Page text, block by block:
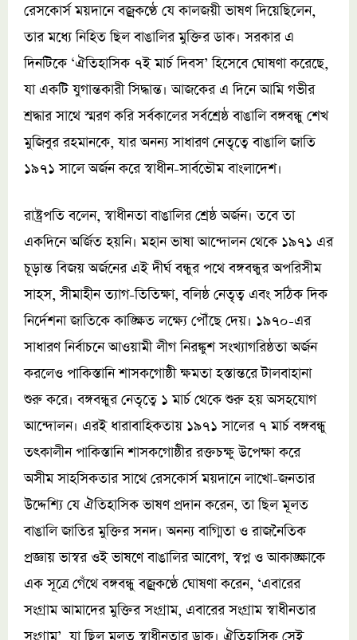
রেসকোর্স ময়দানে বজ্রকণ্ঠে যে কালজয়ী ভাষণ দিয়েছিলেন,
তার মধ্যে নিহিত ছিল বাঙালির মুক্তির ডাক। সরকার এ
দিনটিকে ‘ঐতিহাসিক ৭ই মার্চ দিবস’ হিসেবে ঘোষণা করেছে,
যা একটি যুগান্তকারী সিদ্ধান্ত। আজকের এ দিনে আমি গভীর
শ্রদ্ধার সাথে স্মরণ করি সর্বকালের সর্বশ্রেষ্ঠ বাঙালি বঙ্গবন্ধু শেখ
মুজিবুর রহমানকে, যার অনন্য সাধারণ নেতৃত্বে বাঙালি জাতি
১৯৭১ সালে অর্জন করে স্বাধীন-সার্বভৌম বাংলাদেশ।
রাষ্ট্রপতি বলেন, স্বাধীনতা বাঙালির শ্রেষ্ঠ অর্জন। তবে তা
একদিনে অর্জিত হয়নি। মহান ভাষা আন্দোলন থেকে ১৯৭১ এর
চূড়ান্ত বিজয় অর্জনের এই দীর্ঘ বন্ধুর পথে বঙ্গবন্ধুর অপরিসীম
সাহস, সীমাহীন ত্যাগ-তিতিক্ষা, বলিষ্ঠ নেতৃত্ব এবং সঠিক দিক
নির্দেশনা জাতিকে কাঙ্ক্ষিত লক্ষ্যে পৌঁছে দেয়। ১৯৭০-এর
সাধারণ নির্বাচনে আওয়ামী লীগ নিরঙ্কুশ সংখ্যাগরিষ্ঠতা অর্জন
করলেও পাকিস্তানি শাসকগোষ্ঠী ক্ষমতা হস্তান্তরে টালবাহানা
শুরু করে। বঙ্গবন্ধুর নেতৃত্বে ১ মার্চ থেকে শুরু হয় অসহযোগ
আন্দোলন। এরই ধারাবাহিকতায় ১৯৭১ সালের ৭ মার্চ বঙ্গবন্ধু
তৎকালীন পাকিস্তানি শাসকগোষ্ঠীর রক্তচক্ষু উপেক্ষা করে
অসীম সাহসিকতার সাথে রেসকোর্স ময়দানে লাখো-জনতার
উদ্দেশ্যি যে ঐতিহাসিক ভাষণ প্রদান করেন, তা ছিল মূলত
বাঙালি জাতির মুক্তির সনদ। অনন্য বাগ্মিতা ও রাজনৈতিক
প্রজ্ঞায় ভাস্বর ওই ভাষণে বাঙালির আবেগ, স্বপ্ন ও আকাঙ্ক্ষাকে
এক সূত্রে গেঁথে বঙ্গবন্ধু বজ্রকণ্ঠে ঘোষণা করেন, ‘এবারের
সংগ্রাম আমাদের মুক্তির সংগ্রাম, এবারের সংগ্রাম স্বাধীনতার